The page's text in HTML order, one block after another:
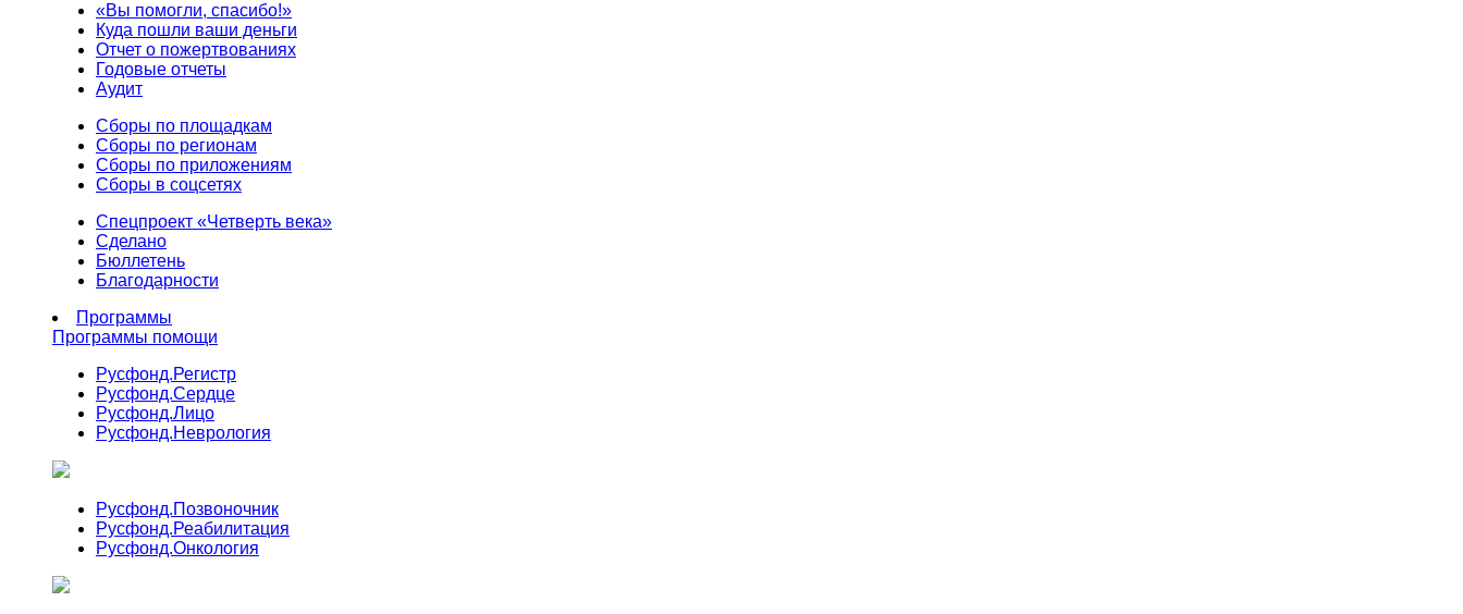
«Вы помогли, спасибо!»
Куда пошли ваши деньги
Отчет о пожертвованиях
Годовые отчеты
Аудит
Сборы по площадкам
Сборы по регионам
Сборы по приложениям
Сборы в соцсетях
Спецпроект «Четверть века»
Сделано
Бюллетень
Благодарности
Программы
Программы помощи
Русфонд.Регистр
Русфонд.Сердце
Русфонд.Лицо
Русфонд.Неврология
Русфонд.Позвоночник
Русфонд.Реабилитация
Русфонд.Онкология